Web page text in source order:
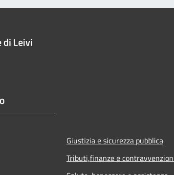
di Leivi
Giustizia e sicurezza pubblica
Tributi,finanze e